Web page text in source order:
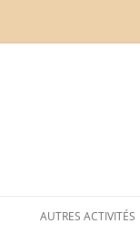
AUTRES ACTIVITÉS